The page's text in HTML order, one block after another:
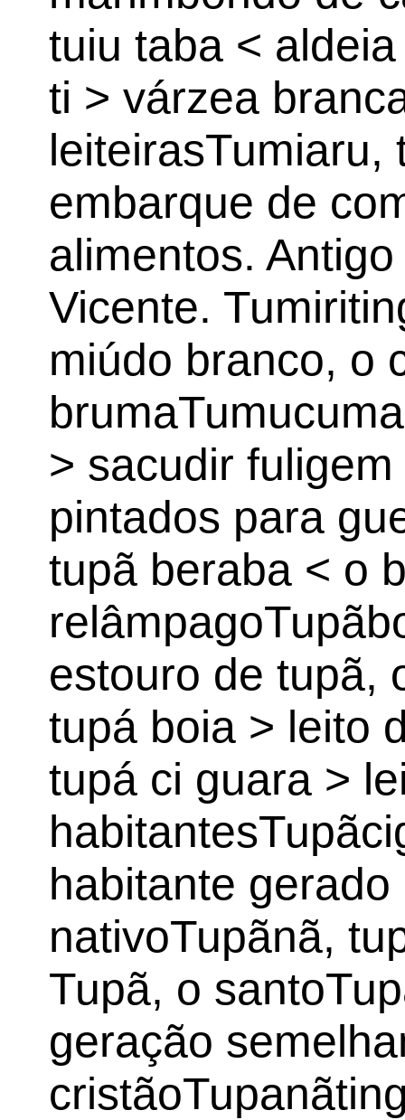
tuiu taba <
ti > várzea
leiteirasTumiaru,
embarque de
alimentos.
Vicente.
miúdo branco, o
> sacudir
pintados para
tupã beraba < o
estouro de tupã,
tupá boia > leito
tupá ci guara >
habitante
nativoTupãnã,
Tupã, o
geração